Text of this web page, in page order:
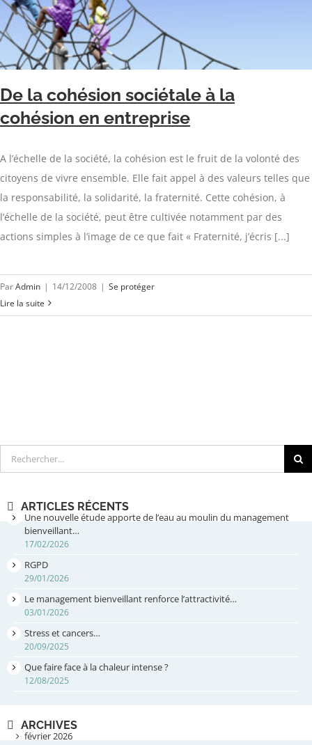
De la cohésion sociétale à la
cohésion en entreprise
A l’échelle de la société, la cohésion est le fruit de la volonté des
citoyens de vivre ensemble. Elle fait appel à des valeurs telles que
la responsabilité, la solidarité, la fraternité. Cette cohésion, à
l’échelle de la société, peut être cultivée notamment par des
actions simples à l’image de ce que fait « Fraternité, j’écris [...]
ParAdmin | 14/12/2008 | Se protéger
Lire la suite
Rechercher
ARTICLES RÉCENTS
Une nouvelle étude apporte de l’eau au moulin du management
bienveillant…
17/02/2026
RGPD
29/01/2026
Le management bienveillant renforce l’attractivité…
03/01/2026
Stress et cancers…
20/09/2025
Que faire face à la chaleur intense ?
12/08/2025
ARCHIVES
février 2026